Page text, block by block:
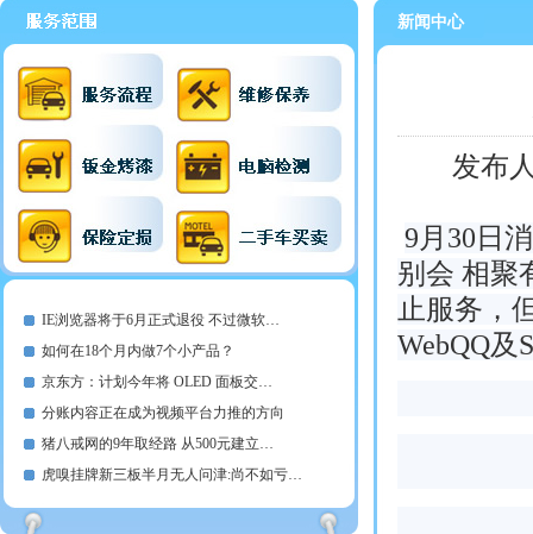
IE浏览器将于6月正式退役 不过微软…
如何在18个月内做7个小产品？
京东方：计划今年将 OLED 面板交…
分账内容正在成为视频平台力推的方向
猪八戒网的9年取经路 从500元建立…
虎嗅挂牌新三板半月无人问津:尚不如亏…
新闻中心
发布
9月30日
别会 相聚
止服务，
WebQQ及